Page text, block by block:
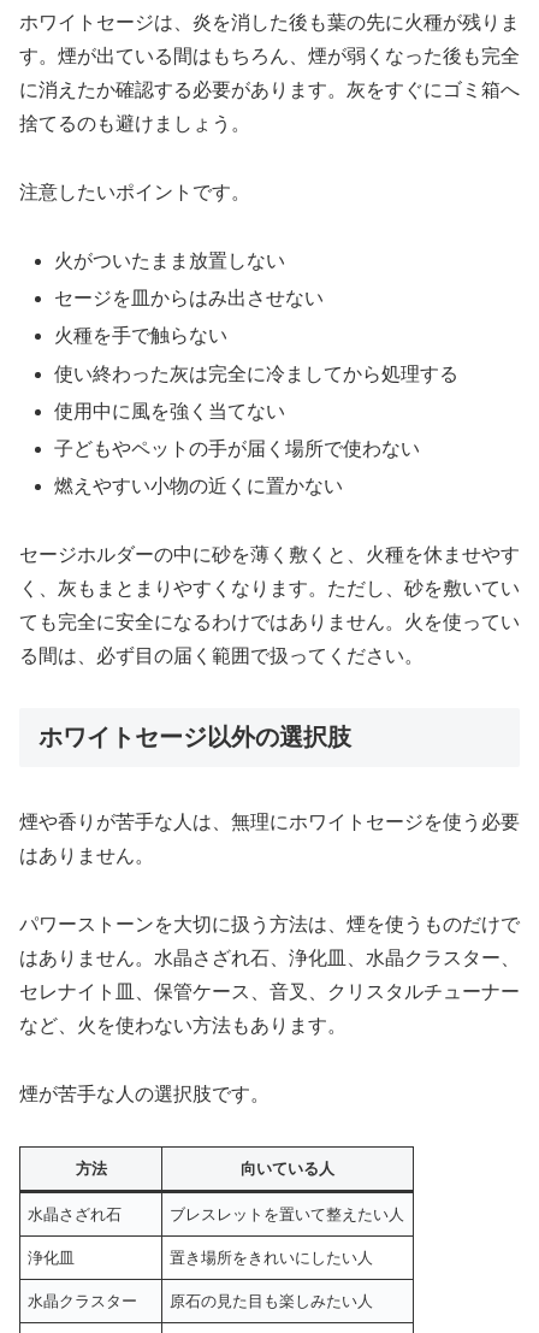
ホワイトセージは、炎を消した後も葉の先に火種が残りま
す。煙が出ている間はもちろん、煙が弱くなった後も完全
に消えたか確認する必要があります。灰をすぐにゴミ箱へ
捨てるのも避けましょう。
注意したいポイントです。
火がついたまま放置しない
セージを皿からはみ出させない
火種を手で触らない
使い終わった灰は完全に冷ましてから処理する
使用中に風を強く当てない
子どもやペットの手が届く場所で使わない
燃えやすい小物の近くに置かない
セージホルダーの中に砂を薄く敷くと、火種を休ませやす
く、灰もまとまりやすくなります。ただし、砂を敷いてい
ても完全に安全になるわけではありません。火を使ってい
る間は、必ず目の届く範囲で扱ってください。
ホワイトセージ以外の選択肢
煙や香りが苦手な人は、無理にホワイトセージを使う必要
はありません。
パワーストーンを大切に扱う方法は、煙を使うものだけで
はありません。水晶さざれ石、浄化皿、水晶クラスター、
セレナイト皿、保管ケース、音叉、クリスタルチューナー
など、火を使わない方法もあります。
煙が苦手な人の選択肢です。
方法 向いている人
水晶さざれ石 ブレスレットを置いて整えたい人
浄化皿 置き場所をきれいにしたい人
水晶クラスター 原石の見た目も楽しみたい人